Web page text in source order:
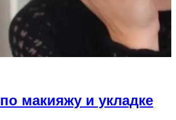
макияжу и укладке